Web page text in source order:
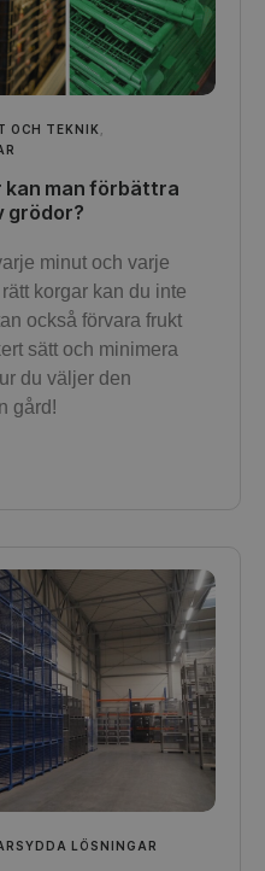
OCH TEKNIK
kan man förbättra
grödor?
minut och varje
korgar kan du inte
också förvara frukt
sätt och minimera
du väljer den
gård!
LÖSNINGAR